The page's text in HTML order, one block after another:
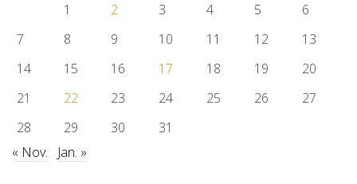
1
2 3 4 5
6
7
8 9 10 11 12
13
14
15 16 17 18 19
20
21
22 23 24 25 26
27
28
29 30
31
« Nov.
Jan. »